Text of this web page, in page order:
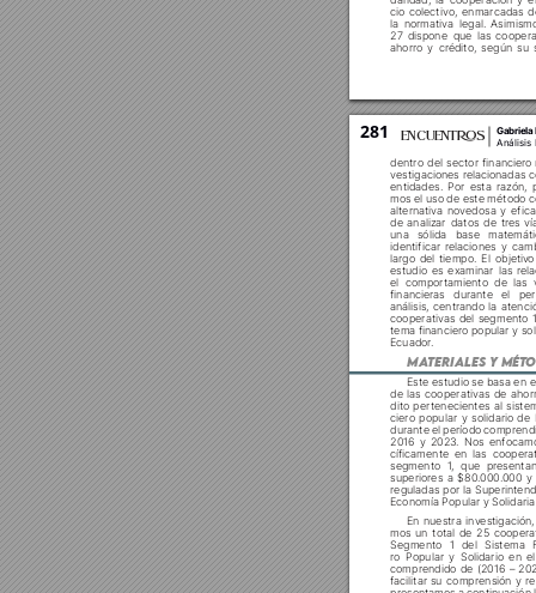
  
  
   
    
Gabriela
Análisis
ENCUENTS
281
dentro del sector financiero
vestigaciones relacionadas

  
mos el uso de este método
  
    
una sólida base
identificar relaciones y
    
estudio es examinar las r
el comportamiento de las

 
  
cooperativas del segmento
tema financiero popular y

MATERIALES Y MÉT
Este estudio se basa en
de las cooperativas de
dito pertenecientes al
    

   
  
   
   
reguladas por la
  
    
Segmento 1 del Sistema
ro Popular y Solidario en
   
   